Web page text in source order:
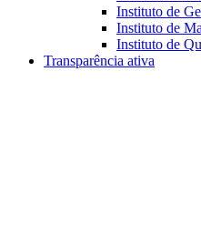
Instituto de
Instituto de
Instituto de
Transparência ativa